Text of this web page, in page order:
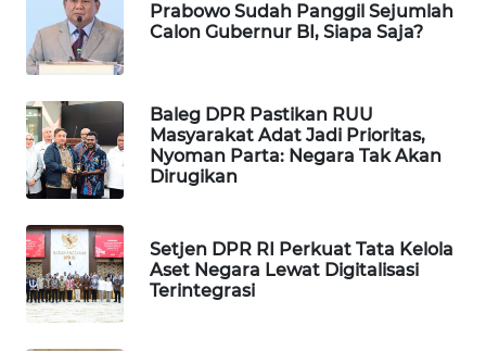
Prabowo Sudah Panggil Sejumlah
Calon Gubernur BI, Siapa Saja?
Baleg DPR Pastikan RUU
Masyarakat Adat Jadi Prioritas,
Nyoman Parta: Negara Tak Akan
Dirugikan
Setjen DPR RI Perkuat Tata Kelola
Aset Negara Lewat Digitalisasi
Terintegrasi
WAHANA
DESA
LAPAK
WAHANA
Network
KONSUMEN
LISTRIK